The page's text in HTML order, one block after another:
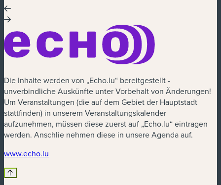
Die Inhalte werden von „Echo.lu“ bereitgestellt -
unverbindliche Auskünfte unter Vorbehalt von Änderungen!
Um Veranstaltungen (die auf dem Gebiet der Hauptstadt
stattfinden) in unserem Veranstaltungskalender
aufzunehmen, müssen diese zuerst auf „Echo.lu“ eintragen
werden. Anschlie nehmen diese in unsere Agenda auf.
www.echo.lu